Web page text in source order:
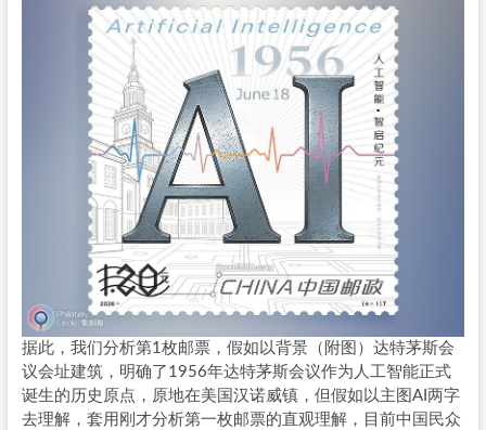
据此，我们分析第1枚邮票，假如以背景（附图）达特茅斯会
议会址建筑，明确了1956年达特茅斯会议作为人工智能正式
诞生的历史原点，原地在美国汉诺威镇，但假如以主图AI两字
去理解，套用刚才分析第一枚邮票的直观理解，目前中国民众